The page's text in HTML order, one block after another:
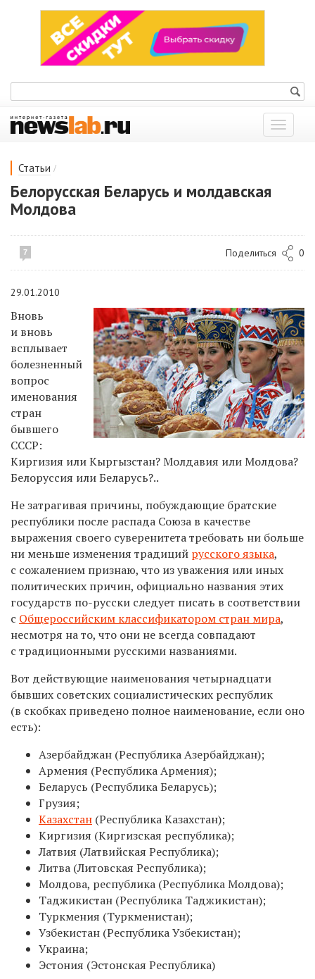
Показать
меню
Статьи /
Белорусская Беларусь и молдавская
Молдова
7 Поделиться 0
29.01.2010
Вновь
и вновь
всплывает
болезненный
вопрос
именования
стран
бывшего
СССР:
Киргизия или Кыргызстан? Молдавия или Молдова?
Белоруссия или Беларусь?..
Не затрагивая причины, побуждающие братские
республики после распада Союза в качестве
выражения своего суверенитета требовать ни больше
ни меньше изменения традиций русского языка,
с сожалением признаю, что из уважения или иных
политических причин, официально названия этих
государств по-русски следует писать в соответствии
с Общероссийским классификатором стран мира,
несмотря на то, что они не всегда совпадают
с традиционными русскими названиями.
Вот действующие наименования четырнадцати
бывших советских социалистических республик
(в скобках приведено полное наименование, если оно
есть):
Азербайджан (Республика Азербайджан);
Армения (Республика Армения);
Беларусь (Республика Беларусь);
Грузия;
Казахстан (Республика Казахстан);
Киргизия (Киргизская республика);
Латвия (Латвийская Республика);
Литва (Литовская Республика);
Молдова, республика (Республика Молдова);
Таджикистан (Республика Таджикистан);
Туркмения (Туркменистан);
Узбекистан (Республика Узбекистан);
Украина;
Эстония (Эстонская Республика)